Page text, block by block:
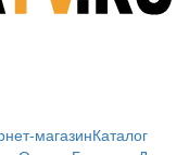
магазинКаталог